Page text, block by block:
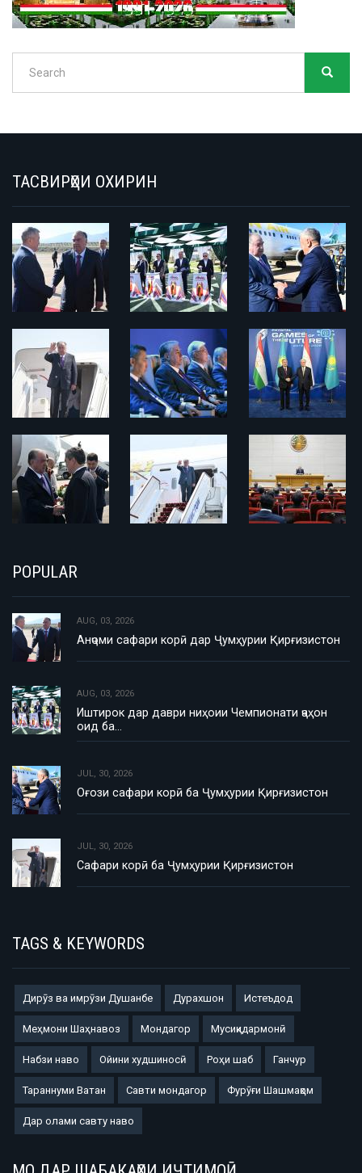
Search
ТАСВИРҲОИ ОХИРИН
POPULAR
AUG, 03, 2026
Анҷоми сафари корӣ дар Ҷумҳурии Қирғизистон
AUG, 03, 2026
Иштирок дар даври ниҳоии Чемпионати ҷаҳон
оид ба…
JUL, 30, 2026
Оғози сафари корӣ ба Ҷумҳурии Қирғизистон
JUL, 30, 2026
Сафари корӣ ба Ҷумҳурии Қирғизистон
TAGS & KEYWORDS
Дирӯз ва имрӯзи Душанбе Дурахшон Истеъдод
Меҳмони Шаҳнавоз Мондагор Мусиқидармонӣ
Набзи наво Ойини худшиносӣ Роҳи шаб Ганчур
Тараннуми Ватан Савти мондагор Фурӯғи Шашмақом
Дар олами савту наво